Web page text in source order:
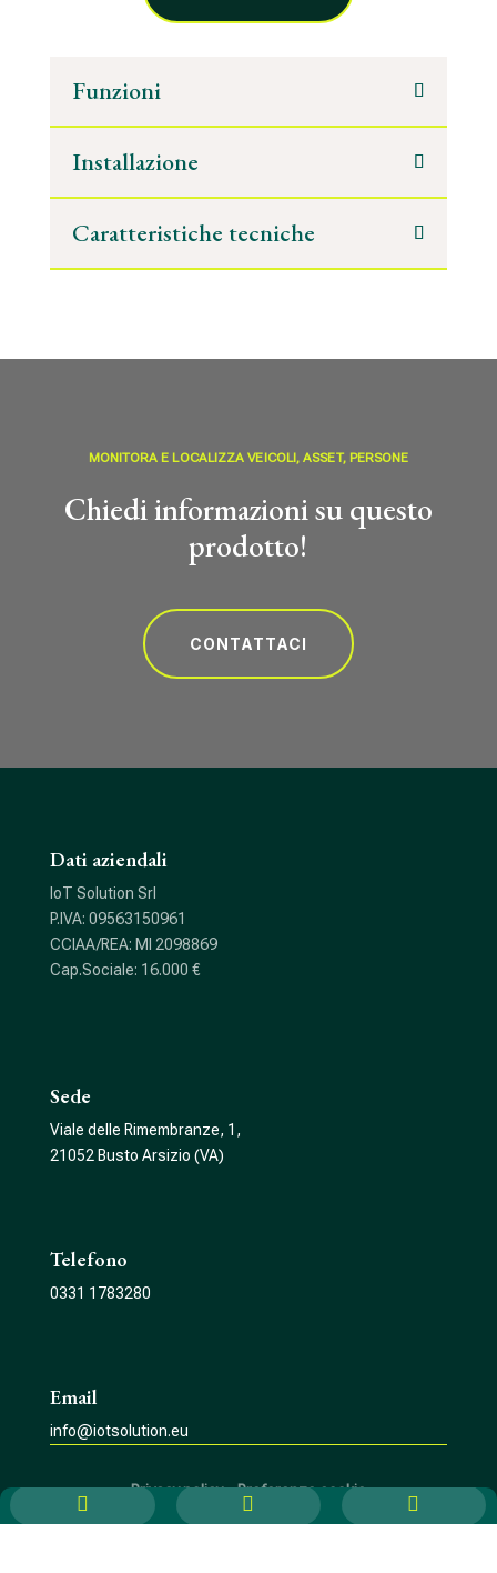
Funzioni
Installazione
Caratteristiche tecniche
MONITORA E LOCALIZZA VEICOLI, ASSET, PERSONE
Chiedi informazioni su questo
prodotto!
CONTATTACI
Dati aziendali
IoT Solution Srl
P.IVA: 09563150961
CCIAA/REA: MI 2098869
Cap.Sociale: 16.000 €
Sede
Viale delle Rimembranze, 1,
21052 Busto Arsizio (VA)
Telefono
0331 1783280
Email
info@iotsolution.eu
Privacy policy–Preferenze cookie
  